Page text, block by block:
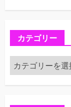
カテゴリー
カ
テ
ゴ